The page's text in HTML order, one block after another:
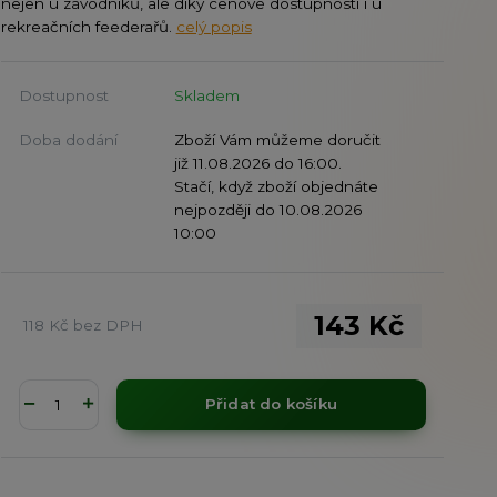
rekreačních feederařů. celý popis
Dostupnost Skladem
Doba dodání
Zboží Vám můžeme doručit
již 11.08.2026 do 16:00.
Stačí, když zboží objednáte
nejpozději do 10.08.2026
10:00
143 Kč
118 Kč bez DPH
Přidat do košíku